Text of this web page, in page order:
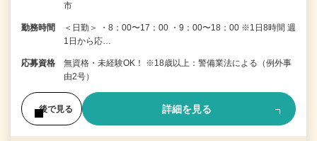
市
勤務時間
＜日勤＞ ・8：00〜17：00 ・9：00〜18：00 ※1日8時間 週
1日から応…
応募資格
無資格・未経験OK！ ※18歳以上：警備業法による（例外事
由2号）
後で見る 詳細を見る